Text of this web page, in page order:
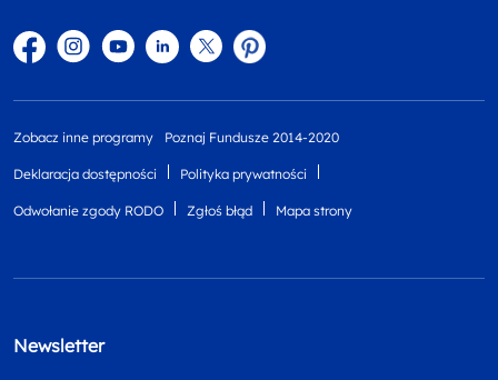
FacebookInstagram
YouTubeLinkedintwitterPinterest
Zobacz inne programy Poznaj Fundusze 2014-2020
Deklaracja dostępności Polityka prywatności
Odwołanie zgody RODO Zgłoś błąd Mapa strony
Newsletter